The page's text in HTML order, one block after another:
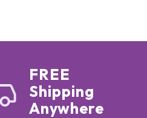
FREE
Shipping
Anywhere